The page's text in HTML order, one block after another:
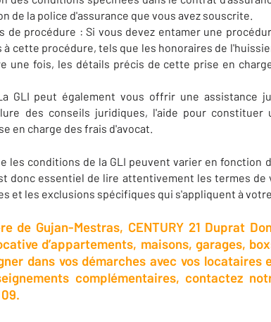
de la police d'assurance que vous avez souscrite.
de procédure : Si vous devez entamer une
cette procédure, tels que les honoraires de
une fois, les détails précis de cette prise en
GLI peut également vous offrir une assistance
des conseils juridiques, l'aide pour constituer
en charge des frais d'avocat.
les conditions de la GLI peuvent varier en fonction
donc essentiel de lire attentivement les termes
et les exclusions spécifiques qui s'appliquent à
de Gujan-Mestras, CENTURY 21 Duprat
d’appartements, maisons, garages,
dans vos démarches avec vos locataires
complémentaires, contactez